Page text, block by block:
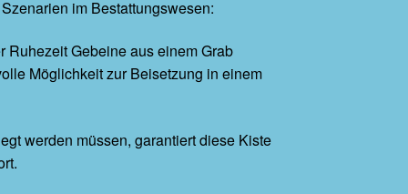
im Bestattungswesen:
Ruhezeit Gebeine aus einem Grab
Möglichkeit zur Beisetzung in einem
werden müssen, garantiert diese Kiste